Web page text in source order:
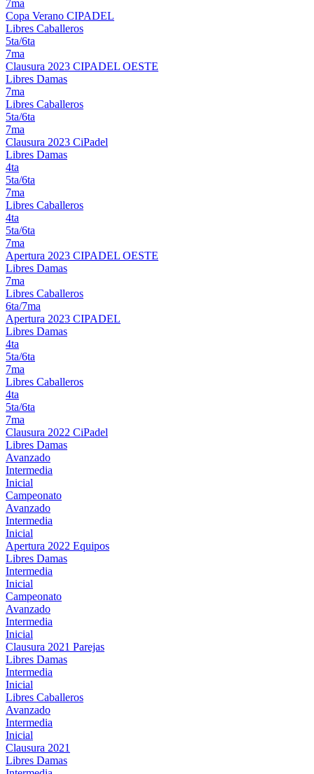
7ma
Copa Verano CIPADEL
Libres Caballeros
5ta/6ta
7ma
Clausura 2023 CIPADEL OESTE
Libres Damas
7ma
Libres Caballeros
5ta/6ta
7ma
Clausura 2023 CiPadel
Libres Damas
4ta
5ta/6ta
7ma
Libres Caballeros
4ta
5ta/6ta
7ma
Apertura 2023 CIPADEL OESTE
Libres Damas
7ma
Libres Caballeros
6ta/7ma
Apertura 2023 CIPADEL
Libres Damas
4ta
5ta/6ta
7ma
Libres Caballeros
4ta
5ta/6ta
7ma
Clausura 2022 CiPadel
Libres Damas
Avanzado
Intermedia
Inicial
Campeonato
Avanzado
Intermedia
Inicial
Apertura 2022 Equipos
Libres Damas
Intermedia
Inicial
Campeonato
Avanzado
Intermedia
Inicial
Clausura 2021 Parejas
Libres Damas
Intermedia
Inicial
Libres Caballeros
Avanzado
Intermedia
Inicial
Clausura 2021
Libres Damas